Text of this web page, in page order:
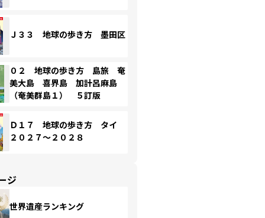
Ｊ３３ 地球の歩き方 墨田区
０２ 地球の歩き方 島旅 奄
美大島 喜界島 加計呂麻島
（奄美群島１） ５訂版
Ｄ１７ 地球の歩き方 タイ
２０２７～２０２８
ジ
世界遺産ランキング